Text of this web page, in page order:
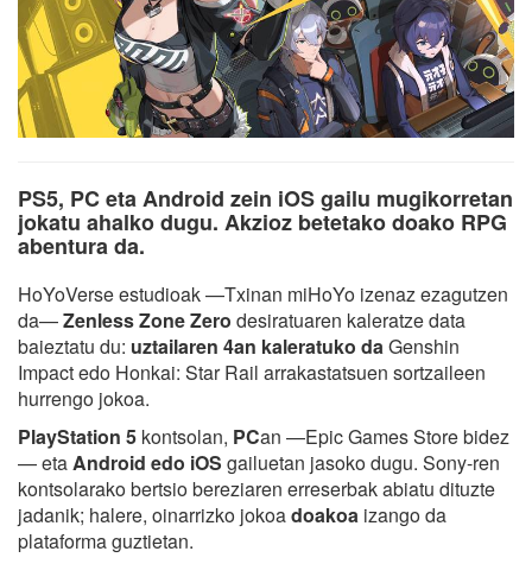
PS5, PC eta Android zein iOS gailu mugikorretan
jokatu ahalko dugu. Akzioz betetako doako RPG
abentura da.
HoYoVerse estudioak —Txinan miHoYo izenaz ezagutzen
da—Zenless Zone Zero desiratuaren kaleratze data
baieztatu du: uztailaren 4an kaleratuko daGenshin
Impact edo Honkai: Star Rail arrakastatsuen sortzaileen
hurrengo jokoa.
PlayStation 5 kontsolan, PCan —Epic Games Store bidez
— etaAndroid edo iOS gailuetan jasoko dugu. Sony-ren
kontsolarako bertsio bereziaren erreserbak abiatu dituzte
jadanik; halere, oinarrizko jokoadoakoa izango da
plataforma guztietan.